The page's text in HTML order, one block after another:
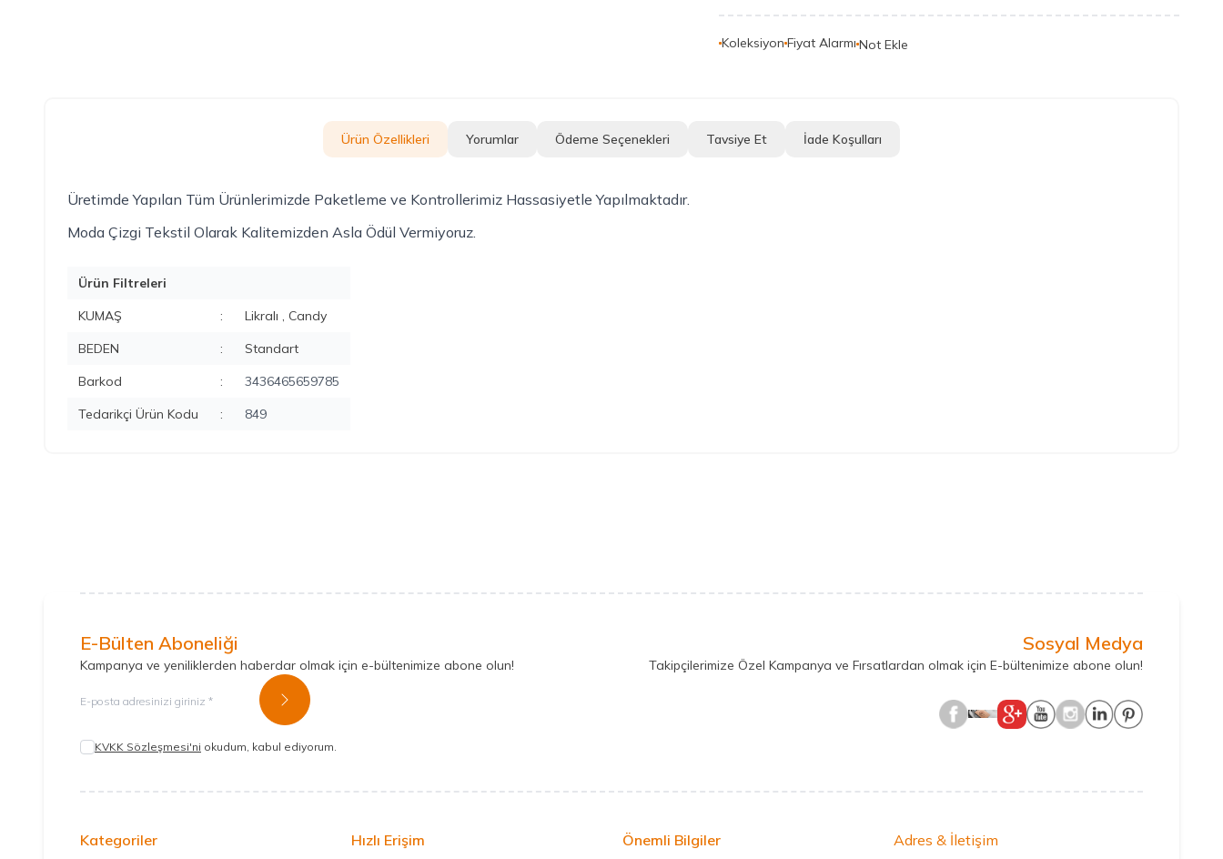
Koleksiyon Fiyat Alarmı Not Ekle
Ürün Özellikleri Yorumlar Ödeme Seçenekleri Tavsiye Et İade Koşulları
Üretimde Yapılan Tüm Ürünlerimizde Paketleme ve Kontrollerimiz Hassasiyetle Yapılmaktadır.
Moda Çizgi Tekstil Olarak Kalitemizden Asla Ödül Vermiyoruz.
Ürün Filtreleri
KUMAŞ
:
Likralı , Candy
BEDEN
:
Standart
Barkod
:
3436465659785
Tedarikçi Ürün Kodu
: 849
E-Bülten Aboneliği
Kampanya ve yeniliklerden haberdar olmak için e-bültenimize abone olun!
Kayıt Ol
KVKK Sözleşmesi'ni okudum, kabul ediyorum.
Sosyal Medya
Takipçilerimize Özel Kampanya ve Fırsatlardan olmak için E-bültenimize abone olun!
Adres & İletişim
Kategoriler Hızlı Erişim Önemli Bilgiler